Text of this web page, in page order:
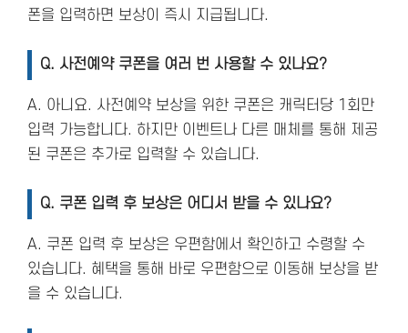
폰을 입력하면 보상이 즉시 지급됩니다​.
Q. 사전예약 쿠폰을 여러 번 사용할 수 있나요?
A. 아니요. 사전예약 보상을 위한 쿠폰은 캐릭터당 1회만
입력 가능합니다. 하지만 이벤트나 다른 매체를 통해 제공
된 쿠폰은 추가로 입력할 수 있습니다​.
Q. 쿠폰 입력 후 보상은 어디서 받을 수 있나요?
A. 쿠폰 입력 후 보상은 우편함에서 확인하고 수령할 수
있습니다. 혜택을 통해 바로 우편함으로 이동해 보상을 받
을 수 있습니다​.